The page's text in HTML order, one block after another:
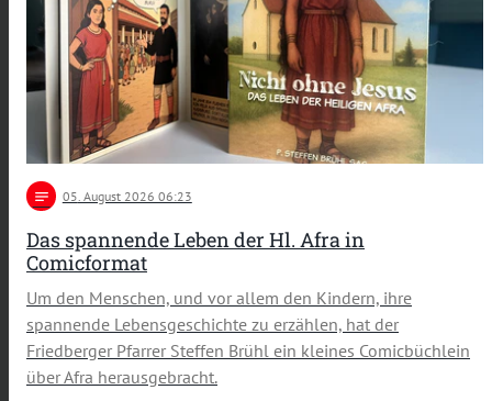
notes 05 . August 2026 06:23
Das spannende Leben der Hl. Afra in
Comicformat
Um den Menschen, und vor allem den Kindern, ihre
spannende Lebensgeschichte zu erzählen, hat der
Friedberger Pfarrer Steffen Brühl ein kleines Comicbüchlein
über Afra herausgebracht.